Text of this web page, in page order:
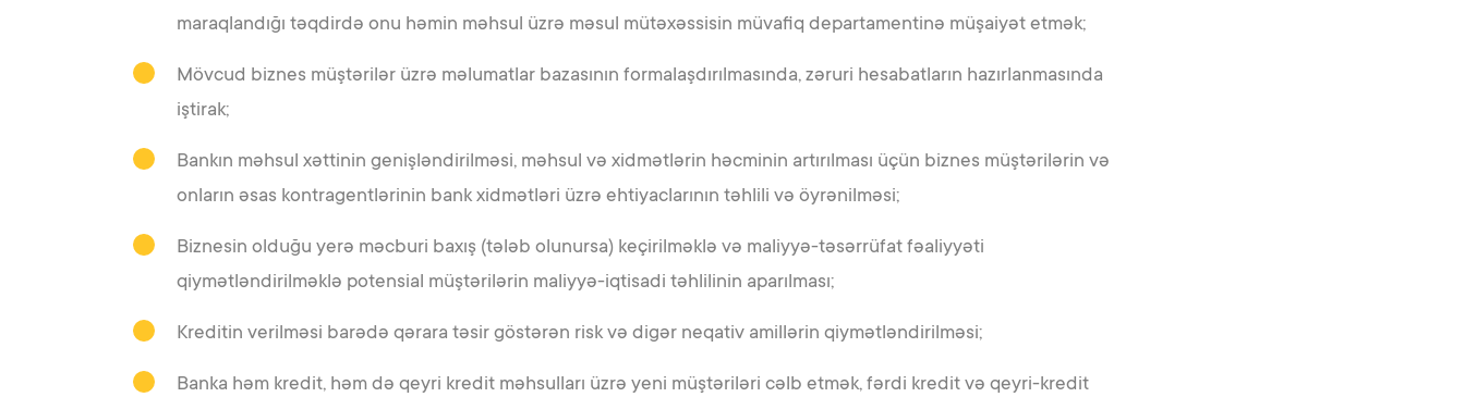
maraqlandığı təqdirdə onu həmin məhsul üzrə məsul mütəxəssisin müvafiq departamentinə müşaiyət etmək;
Mövcud biznes müştərilər üzrə məlumatlar bazasının formalaşdırılmasında, zəruri hesabatların hazırlanmasında
iştirak;
Bankın məhsul xəttinin genişləndirilməsi, məhsul və xidmətlərin həcminin artırılması üçün biznes müştərilərin və
onların əsas kontragentlərinin bank xidmətləri üzrə ehtiyaclarının təhlili və öyrənilməsi;
Biznesin olduğu yerə məcburi baxış (tələb olunursa) keçirilməklə və maliyyə-təsərrüfat fəaliyyəti
qiymətləndirilməklə potensial müştərilərin maliyyə-iqtisadi təhlilinin aparılması;
Kreditin verilməsi barədə qərara təsir göstərən risk və digər neqativ amillərin qiymətləndirilməsi;
Banka həm kredit, həm də qeyri kredit məhsulları üzrə yeni müştəriləri cəlb etmək, fərdi kredit və qeyri-kredit